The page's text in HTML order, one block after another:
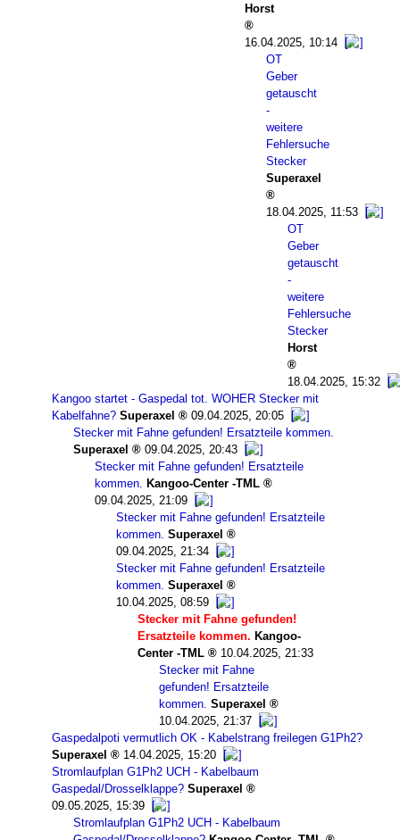
Horst
16.04.2025, 10:14
OT
Geber
getauscht
-
weitere
Fehlersuche
Stecker
Superaxel
18.04.2025, 11:53
OT
Geber
getauscht
-
weitere
Fehlersuche
Stecker
Horst
18.04.2025, 15:32
Kangoo startet - Gaspedal tot. WOHER Stecker mit
Kabelfahne? Superaxel
09.04.2025, 20:05
Stecker mit Fahne gefunden! Ersatzteile kommen.
Superaxel
09.04.2025, 20:43
Stecker mit Fahne gefunden! Ersatzteile
kommen.
Kangoo-Center -TML
09.04.2025, 21:09
Stecker mit Fahne gefunden! Ersatzteile
kommen. Superaxel
09.04.2025, 21:34
Stecker mit Fahne gefunden! Ersatzteile
kommen. Superaxel
10.04.2025, 08:59
Stecker mit Fahne gefunden!
Ersatzteile kommen. Kangoo-
Center -TML
10.04.2025, 21:33
Stecker mit Fahne
gefunden! Ersatzteile
kommen. Superaxel
10.04.2025, 21:37
Gaspedalpoti vermutlich OK - Kabelstrang freilegen G1Ph2?
Superaxel
14.04.2025, 15:20
Stromlaufplan G1Ph2 UCH - Kabelbaum
Gaspedal/Drosselklappe? Superaxel
09.05.2025, 15:39
Stromlaufplan G1Ph2 UCH - Kabelbaum